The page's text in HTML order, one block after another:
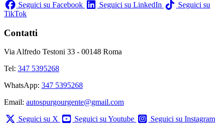
Seguici su Facebook
Seguici su LinkedIn
Seguici su
TikTok
Contatti
Via Alfredo Testoni 33 - 00148 Roma
Tel: 347 5395268
WhatsApp: 347 5395268
Email: autospurgourgente@gmail.com
Seguici su X
Seguici su Youtube Seguici su Instagram